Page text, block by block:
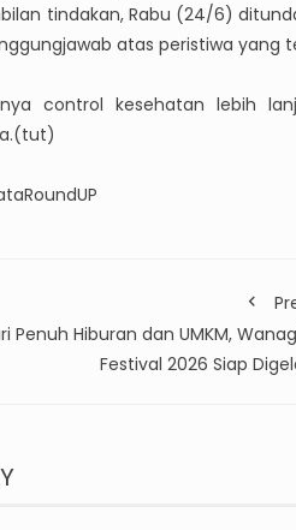
tindakan, Rabu (24/6)
atas peristiwa yang
control kesehatan lebih
Penuh Hiburan dan UMKM,
Festival 2026 Siap